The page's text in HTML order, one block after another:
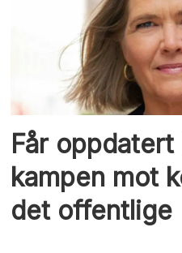
Får
kampen mot
det offentlige